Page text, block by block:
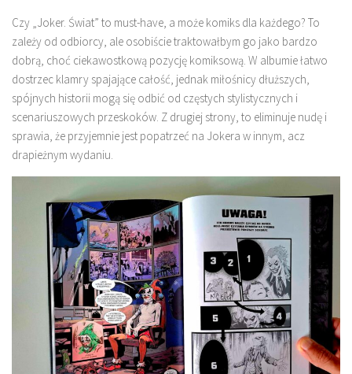
Czy „Joker. Świat” to must-have, a może komiks dla każdego? To
zależy od odbiorcy, ale osobiście traktowałbym go jako bardzo
dobrą, choć ciekawostkową pozycję komiksową. W albumie łatwo
dostrzec klamry spajające całość, jednak miłośnicy dłuższych,
spójnych historii mogą się odbić od częstych stylistycznych i
scenariuszowych przeskoków. Z drugiej strony, to eliminuje nudę i
sprawia, że przyjemnie jest popatrzeć na Jokera w innym, acz
drapieżnym wydaniu.